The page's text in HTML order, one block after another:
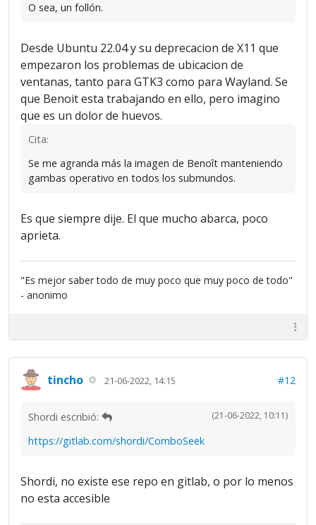
O sea, un follón.
Desde Ubuntu 22.04 y su deprecacion de X11 que
empezaron los problemas de ubicacion de
ventanas, tanto para GTK3 como para Wayland. Se
que Benoit esta trabajando en ello, pero imagino
que es un dolor de huevos.
Cita:
Se me agranda más la imagen de Benoît manteniendo
gambas operativo en todos los submundos.
Es que siempre dije. El que mucho abarca, poco
aprieta.
"Es mejor saber todo de muy poco que muy poco de todo"
- anonimo
tincho 21-06-2022, 14:15 #12
(21-06-2022, 10:11)
Shordi escribió:
https://gitlab.com/shordi/ComboSeek
Shordi, no existe ese repo en gitlab, o por lo menos
no esta accesible